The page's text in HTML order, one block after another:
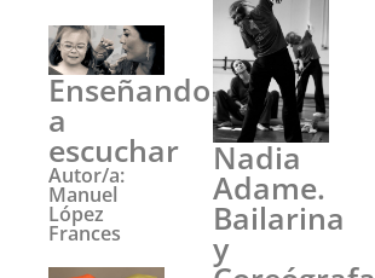
Enseñando
a
escuchar
Autor/a:
Manuel
López
Frances
Nadia
Adame.
Bailarina
y